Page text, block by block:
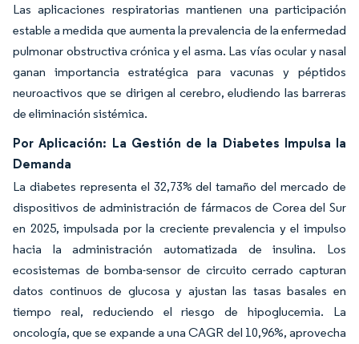
Las aplicaciones respiratorias mantienen una participación
estable a medida que aumenta la prevalencia de la enfermedad
pulmonar obstructiva crónica y el asma. Las vías ocular y nasal
ganan importancia estratégica para vacunas y péptidos
neuroactivos que se dirigen al cerebro, eludiendo las barreras
de eliminación sistémica.
Por Aplicación: La Gestión de la Diabetes Impulsa la
Demanda
La diabetes representa el 32,73% del tamaño del mercado de
dispositivos de administración de fármacos de Corea del Sur
en 2025, impulsada por la creciente prevalencia y el impulso
hacia la administración automatizada de insulina. Los
ecosistemas de bomba-sensor de circuito cerrado capturan
datos continuos de glucosa y ajustan las tasas basales en
tiempo real, reduciendo el riesgo de hipoglucemia. La
oncología, que se expande a una CAGR del 10,96%, aprovecha